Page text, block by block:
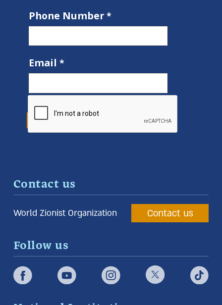
Phone Number
Email
Contact us
World Zionist Organization Contact us
Follow us